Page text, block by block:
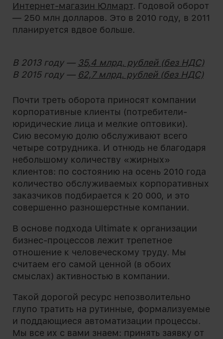
Интернет-магазин Юлмарт. Годовой оборот
— 250 млн долларов. Это в 2010 году, в 2011
планируется вдвое больше.
В 2013 году — 35,4 млрд. рублей (без НДС)
В 2015 году — 62,7 млрд. рублей (без НДС)
Почти треть оборота приносят компании
корпоративные клиенты (потребители-
юридические лица и мелкие оптовики).
Сию весомую долю обслуживают всего
четыре сотрудника. И отнюдь не благодаря
небольшому количеству «жирных»
клиентов: по состоянию на осень 2010 года
количество обслуживаемых корпоративных
заказчиков подбирается к 20 000, и это
совершенно разношерстные компании.
В основе подхода Ultimate к организации
бизнес-процессов лежит трепетное
отношение к человеческому труду. Мы
считаем его самой ценной (в обоих
смыслах) активностью в компании.
Такой дорогой ресурс непозволительно
глупо тратить на рутинные, формализуемые
и поддающиеся автоматизации процессы.
Мы все их с вами знаем: принять заявку от